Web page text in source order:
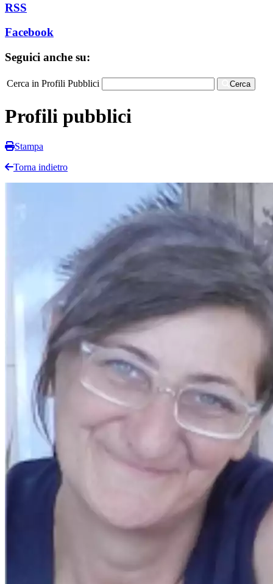
RSS
Facebook
Seguici anche su:
Cerca in Profili Pubblici Cerca
Profili pubblici
Stampa
Torna indietro